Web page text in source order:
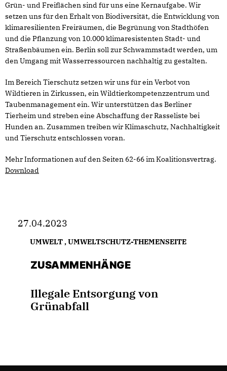
Grün- und Freiflächen sind für uns eine Kernaufgabe. Wir
setzen uns für den Erhalt von Biodiversität, die Entwicklung von
klimaresilienten Freiräumen, die Begrünung von Stadthöfen
und die Pflanzung von 10.000 klimaresistenten Stadt- und
Straßenbäumen ein. Berlin soll zur Schwammstadt werden, um
den Umgang mit Wasserressourcen nachhaltig zu gestalten.
Im Bereich Tierschutz setzen wir uns für ein Verbot von
Wildtieren in Zirkussen, ein Wildtierkompetenzzentrum und
Taubenmanagement ein. Wir unterstützen das Berliner
Tierheim und streben eine Abschaffung der Rasseliste bei
Hunden an. Zusammen treiben wir Klimaschutz, Nachhaltigkeit
und Tierschutz entschlossen voran.
Mehr Informationen auf den Seiten 62-66 im Koalitionsvertrag.
Download
27.04.2023
UMWELT,UMWELTSCHUTZ-THEMENSEITE
ZUSAMMENHÄNGE
Illegale Entsorgung von
Grünabfall